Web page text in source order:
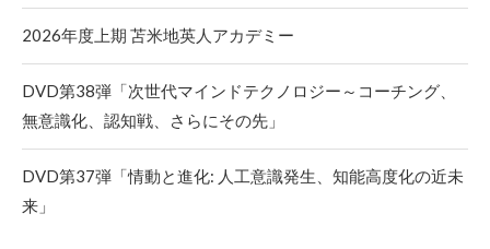
2026年度上期 苫米地英人アカデミー
DVD第38弾「次世代マインドテクノロジー～コーチング、
無意識化、認知戦、さらにその先」
DVD第37弾「情動と進化: 人工意識発生、知能高度化の近未
来」